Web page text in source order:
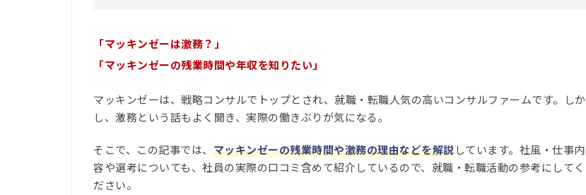
「マッキンゼーは激務？」
「マッキンゼーの残業時間や年収を知りたい」
マッキンゼーは、戦略コンサルでトップとされ、就職・転職人気の高いコンサルファームです。しか
し、激務という話もよく聞き、実際の働きぶりが気になる。
そこで、この記事では、 マッキンゼーの残業時間や激務の理由などを解説しています。社風・仕事内
容や選考についても、社員の実際の口コミ含めて紹介しているので、就職・転職活動の参考にしてく
ださい。